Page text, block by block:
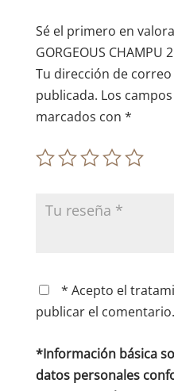
Sé el primero en
GORGEOUS CHAMPU
Tu dirección de
publicada. Los
marcados con *
* Acepto el
publicar el comentario.
*Información básica
datos personales